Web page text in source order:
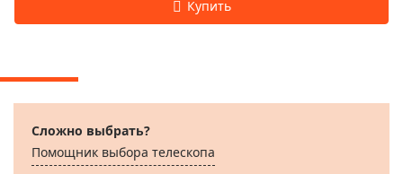
Сложно выбрать?
Помощник выбора телескопа